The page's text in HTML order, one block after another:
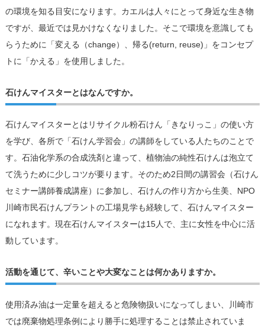
の環境を知る目安になります。カエルは人々にとって身近な生き物
ですが、最近では見かけなくなりました。そこで環境を意識しても
らうために「変える（change）、帰る(return, reuse)」をコンセプ
トに「かえる」を使用しました。
石けんマイスターとはなんですか。
石けんマイスターとはリサイクル粉石けん「きなりっこ」の使い方
を学び、各所で「石けん学習会」の講師をしている人たちのことで
す。石油化学系の合成洗剤と違って、植物油の純性石けんは泡立て
て洗うために少しコツが要ります。そのため2日間の講習会（石けん
セミナー講師養成講座）に参加し、石けんの作り方から生美、NPO
川崎市民石けんプラントの工場見学も経験して、石けんマイスター
になれます。現在石けんマイスターは15人で、主に女性を中心に活
動しています。
活動を通じて、辛いことや大変なことは何かありますか。
使用済み油は一定量を超えると危険物扱いになってしまい、川崎市
では廃棄物処理条例により勝手に処理することは禁止されていま